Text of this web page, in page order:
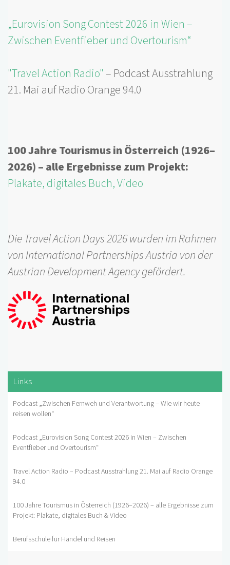
„Eurovision Song Contest 2026 in Wien –
Zwischen Eventfieber und Overtourism“
"Travel Action Radio" – Podcast Ausstrahlung
21. Mai auf Radio Orange 94.0
100 Jahre Tourismus in Österreich (1926–
2026) – alle Ergebnisse zum Projekt:
Plakate, digitales Buch, Video
Die Travel Action Days 2026 wurden im Rahmen
von International Partnerships Austria von der
Austrian Development Agency gefördert.
Links
Podcast „Zwischen Fernweh und Verantwortung – Wie wir heute
reisen wollen“
Podcast „Eurovision Song Contest 2026 in Wien – Zwischen
Eventfieber und Overtourism“
Travel Action Radio – Podcast Ausstrahlung 21. Mai auf Radio Orange
94.0
100 Jahre Tourismus in Österreich (1926–2026) – alle Ergebnisse zum
Projekt: Plakate, digitales Buch & Video
Berufsschule für Handel und Reisen